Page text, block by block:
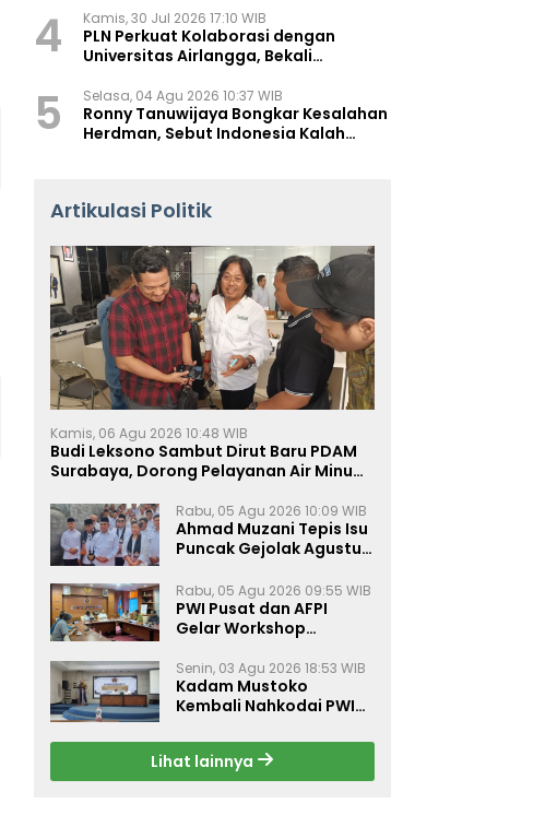
4 Kamis, 30 Jul 2026 17:10 WIB
PLN Perkuat Kolaborasi dengan
Universitas Airlangga, Bekali
Transisi Energi
5 Selasa, 04 Agu 2026 10:37 WIB
Ronny Tanuwijaya Bongkar Kesalahan
Herdman, Sebut Indonesia Kalah
Artikulasi Politik
Kamis, 06 Agu 2026 10:48 WIB
Budi Leksono Sambut Dirut Baru PDAM
Surabaya, Dorong Pelayanan Air Minum
Rabu, 05 Agu 2026 10:09 WIB
Ahmad Muzani Tepis Isu
Puncak Gejolak Agustus
Perkuat Persatuan
Rabu, 05 Agu 2026 09:55 WIB
PWI Pusat dan AFPI
Gelar Workshop
Inklusi Keuangan, dan
Perlindungan Publik
Senin, 03 Agu 2026 18:53 WIB
Kadam Mustoko
Kembali Nahkodai PWI
Harap Sinergi Antar
Daerah Kian Kuat
Lihat lainnya